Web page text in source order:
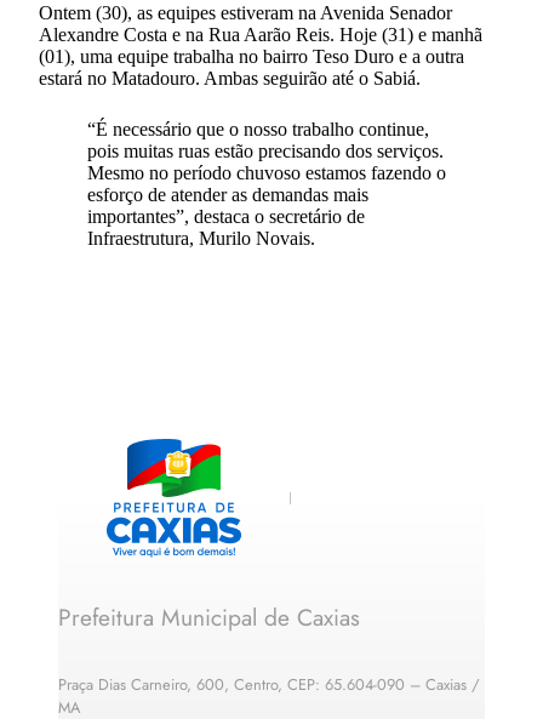
Ontem (30), as equipes estiveram na Avenida Senador
Alexandre Costa e na Rua Aarão Reis. Hoje (31) e manhã
(01), uma equipe trabalha no bairro Teso Duro e a outra
estará no Matadouro. Ambas seguirão até o Sabiá.
“É necessário que o nosso trabalho continue,
pois muitas ruas estão precisando dos serviços.
Mesmo no período chuvoso estamos fazendo o
esforço de atender as demandas mais
importantes”, destaca o secretário de
Infraestrutura, Murilo Novais.
Prefeitura Municipal de Caxias
Praça Dias Carneiro, 600, Centro, CEP: 65.604-090 – Caxias /
MA